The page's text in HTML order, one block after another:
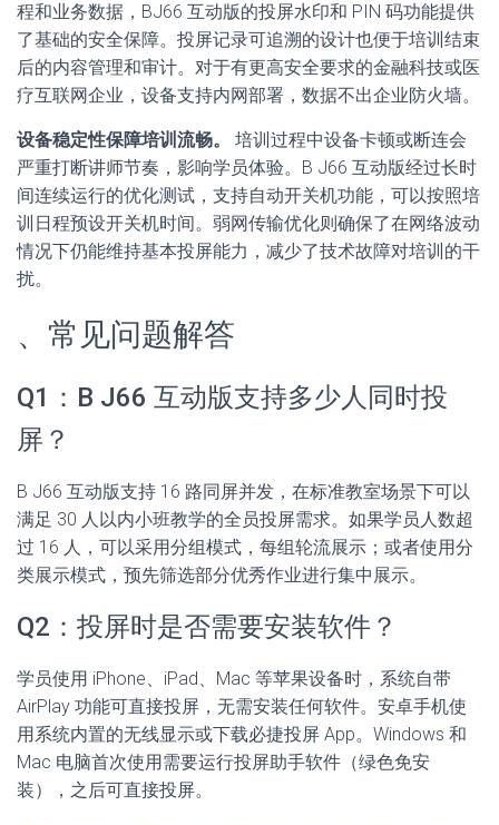
程和业务数据，BJ66 互动版的投屏水印和 PIN 码功能提供
了基础的安全保障。投屏记录可追溯的设计也便于培训结束
后的内容管理和审计。对于有更高安全要求的金融科技或医
疗互联网企业，设备支持内网部署，数据不出企业防火墙。
设备稳定性保障培训流畅。
培训过程中设备卡顿或断连会
严重打断讲师节奏，影响学员体验。B J66 互动版经过长时
间连续运行的优化测试，支持自动开关机功能，可以按照培
训日程预设开关机时间。弱网传输优化则确保了在网络波动
情况下仍能维持基本投屏能力，减少了技术故障对培训的干
扰。
、常见问题解答
Q1：B J66 互动版支持多少人同时投
屏？
B J66 互动版支持 16 路同屏并发，在标准教室场景下可以
满足 30 人以内小班教学的全员投屏需求。如果学员人数超
过 16 人，可以采用分组模式，每组轮流展示；或者使用分
类展示模式，预先筛选部分优秀作业进行集中展示。
Q2：投屏时是否需要安装软件？
学员使用 iPhone、iPad、Mac 等苹果设备时，系统自带
AirPlay 功能可直接投屏，无需安装任何软件。安卓手机使
用系统内置的无线显示或下载必捷投屏 App。Windows 和
Mac 电脑首次使用需要运行投屏助手软件（绿色免安
装），之后可直接投屏。